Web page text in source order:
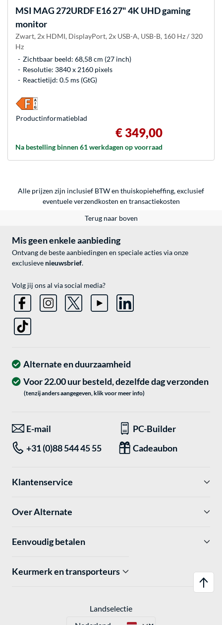
MSI MAG 272URDF E16 27" 4K UHD gaming
monitor
Zwart, 2x HDMI, DisplayPort, 2x USB-A, USB-B, 160 Hz / 320
Hz
Zichtbaar beeld: 68,58 cm (27 inch)
Resolutie: 3840 x 2160 pixels
Reactietijd: 0.5 ms (GtG)
€ 349,00
Na bestelling binnen 61 werkdagen op voorraad
Product­informatieblad
Alle prijzen zijn inclusief BTW en thuiskopieheffing, exclusief
eventueleverzendkosten en transactiekosten
Terug naar boven
Mis geen enkele aanbieding
Ontvang de beste aanbiedingen en speciale acties via onze
exclusieve nieuwsbrief.
Volg jij ons al via social media?
Alternate en duurzaamheid
Voor 22.00 uur besteld, dezelfde dag verzonden
(tenzij anders aangegeven, klik voor meer info)
E-mail
PC-Builder
+31 (0)88 544 45 55
Cadeaubon
Klantenservice
Over Alternate
Eenvoudig betalen
Keurmerk en transporteurs
Landselectie